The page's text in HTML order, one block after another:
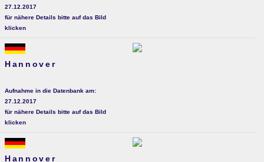
27.12.2017
für nähere Details bitte auf das Bild
klicken
Hannover
Aufnahme in die Datenbank am:
27.12.2017
für nähere Details bitte auf das Bild
klicken
Hannover